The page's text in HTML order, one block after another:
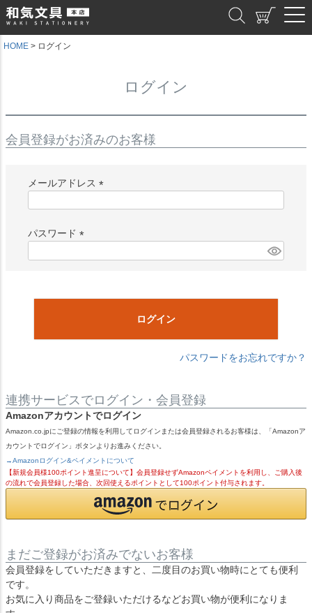
HOME ログイン
ログイン
会員登録がお済みのお客様
メールアドレス
)
パスワード
)
ログイン
パスワードをお忘れですか？
連携サービスでログイン・会員登録
Amazonアカウントでログイン
Amazon.co.jpにご登録の情報を利用してログインまたは会員登録されるお客様は、「Amazonア
カウントでログイン」ボタンよりお進みください。
→Amazonログイン&ペイメントについて
【新規会員様100ポイント進呈について】会員登録せずAmazonペイメントを利用し、ご購入後
の流れで会員登録した場合、次回使えるポイントとして100ポイント付与されます。
まだご登録がお済みでないお客様
会員登録をしていただきますと、二度目のお買い物時にとても便利
です。
お気に入り商品をご登録いただけるなどお買い物が便利になりま